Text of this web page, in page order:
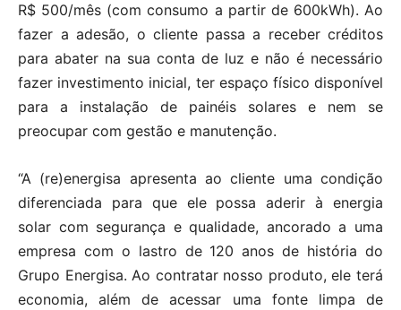
R$ 500/mês (com consumo a partir de 600kWh). Ao
fazer a adesão, o cliente passa a receber créditos
para abater na sua conta de luz e não é necessário
fazer investimento inicial, ter espaço físico disponível
para a instalação de painéis solares e nem se
preocupar com gestão e manutenção.
“A (re)energisa apresenta ao cliente uma condição
diferenciada para que ele possa aderir à energia
solar com segurança e qualidade, ancorado a uma
empresa com o lastro de 120 anos de história do
Grupo Energisa. Ao contratar nosso produto, ele terá
economia, além de acessar uma fonte limpa de